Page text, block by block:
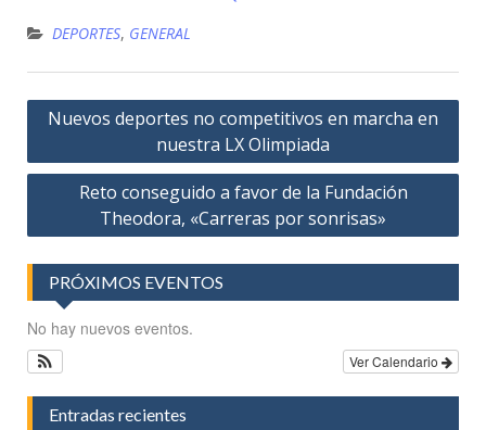
DEPORTES, GENERAL
Navegación
entradas
Nuevos deportes no competitivos en marcha en
nuestra LX Olimpiada
Reto conseguido a favor de la Fundación
Theodora, «Carreras por sonrisas»
PRÓXIMOS EVENTOS
No hay nuevos eventos.
Ver Calendario
Entradas recientes